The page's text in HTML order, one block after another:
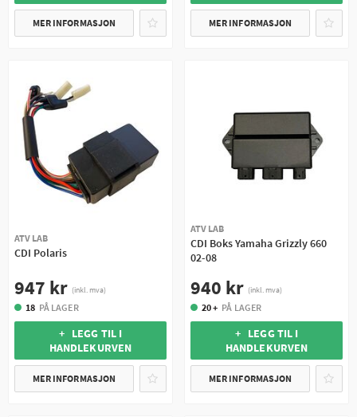
MER INFORMASJON MER INFORMASJON
ATV LAB
CDI Polaris
947 kr (inkl. mva)
18 PÅ LAGER
+ LEGG TIL I
HANDLEKURVEN
MER INFORMASJON
ATV LAB
CDI Boks Yamaha Grizzly 660
02-08
940 kr (inkl. mva)
20 + PÅ LAGER
+ LEGG TIL I
HANDLEKURVEN
MER INFORMASJON